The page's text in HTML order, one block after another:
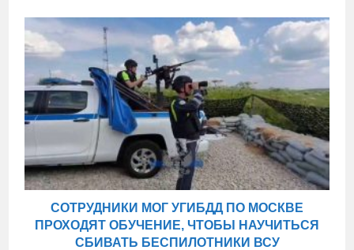
СОТРУДНИКИ МОГ УГИБДД ПО МОСКВЕ
ПРОХОДЯТ ОБУЧЕНИЕ, ЧТОБЫ НАУЧИТЬСЯ
СБИВАТЬ БЕСПИЛОТНИКИ ВСУ